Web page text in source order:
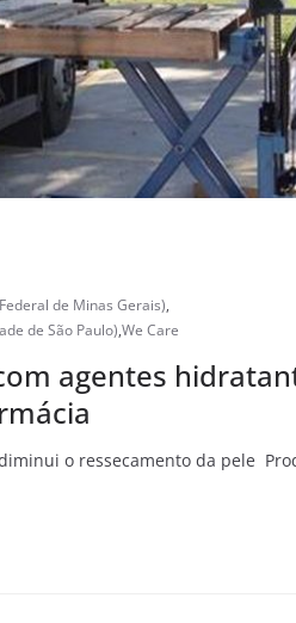
de Minas Gerais),
de São Paulo),We Care
agentes
o ressecamento da pele